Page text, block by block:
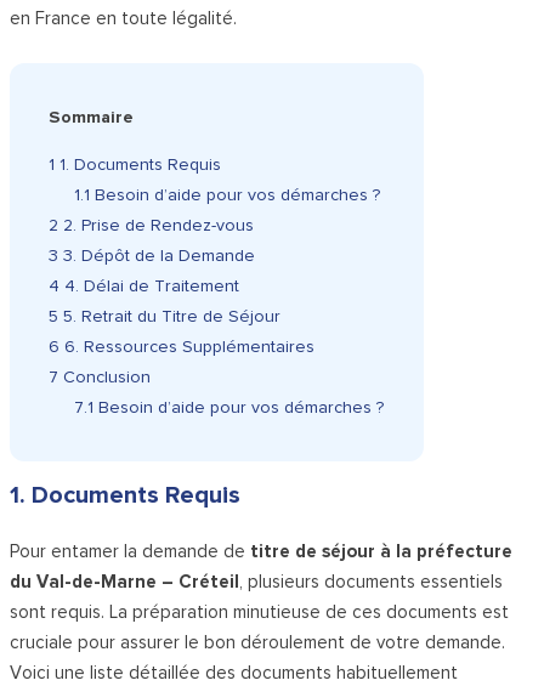
en France en toute légalité.
Sommaire
1 1. Documents Requis
1.1 Besoin d’aide pour vos démarches ?
2 2. Prise de Rendez-vous
3 3. Dépôt de la Demande
4 4. Délai de Traitement
5 5. Retrait du Titre de Séjour
6 6. Ressources Supplémentaires
7 Conclusion
7.1 Besoin d’aide pour vos démarches ?
1. Documents Requis
Pour entamer la demande de titre de séjour à la préfecture
du Val-de-Marne – Créteil, plusieurs documents essentiels
sont requis. La préparation minutieuse de ces documents est
cruciale pour assurer le bon déroulement de votre demande.
Voici une liste détaillée des documents habituellement